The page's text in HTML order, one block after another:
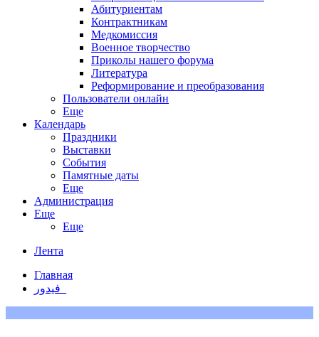
Абитуриентам
Контрактникам
Медкомиссия
Военное творчество
Приколы нашего форума
Литература
Реформирование и преобразования
Пользователи онлайн
Еще
Календарь
Праздники
Выставки
События
Памятные даты
Еще
Администрация
Еще
Еще
Лента
Главная